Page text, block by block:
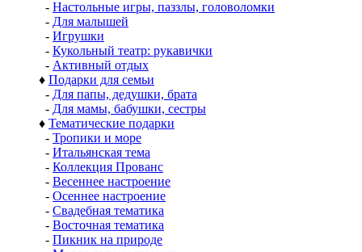
- Настольные игры, паззлы, головоломки
- Для малышей
- Игрушки
- Кукольный театр: рукавички
- Активный отдых
♦ Подарки для семьи
- Для папы, дедушки, брата
- Для мамы, бабушки, сестры
♦ Тематические подарки
- Тропики и море
- Итальянская тема
- Коллекция Прованс
- Весеннее настроение
- Осеннее настроение
- Свадебная тематика
- Восточная тематика
- Пикник на природе